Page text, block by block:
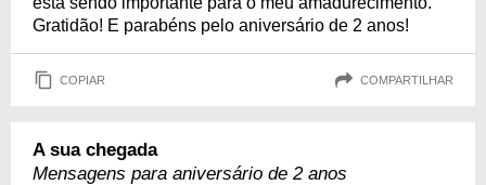
Gratidão! E parabéns pelo aniversário de 2 anos!
COPIAR COMPARTILHAR
A sua chegada
Mensagens para aniversário de 2 anos